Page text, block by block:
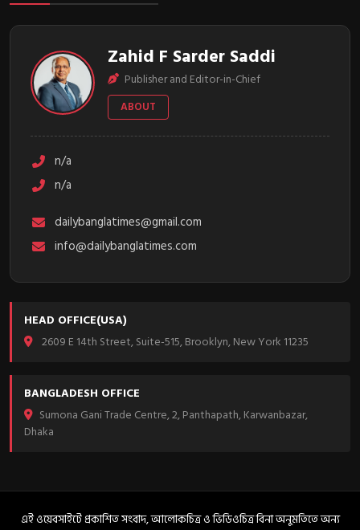
Zahid F Sarder Saddi
Publisher and Editor-in-Chief
ABOUT
n/a
n/a
dailybanglatimes@gmail.com
info@dailybanglatimes.com
HEAD OFFICE(USA)
2609 E 14th Street, Suite-515, Brooklyn, New York 11235
BANGLADESH OFFICE
Sumona Gani Trade Centre, 2, Panthapath, Karwanbazar,
Dhaka
এই ওয়েবসাইটে প্রকাশিত সংবাদ, আলোকচিত্র ও ভিডিওচিত্র বিনা অনুমতিতে অন্য